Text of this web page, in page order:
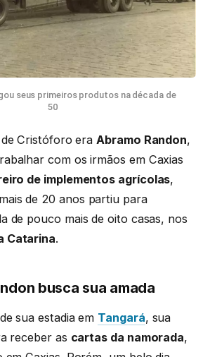
seus primeiros produtos na década de
50
de Cristóforo eraAbramo Randon,
com os irmãos em Caxias
de implementos agrícolas,
de 20 anos partiu para
de pouco mais de oito casas, nos
Catarina.
busca sua amada
sua estadia em Tangará, sua
receber as cartas da namorada,